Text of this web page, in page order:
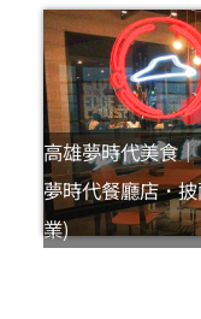
高雄夢時代美食
夢時代餐廳店．
業)